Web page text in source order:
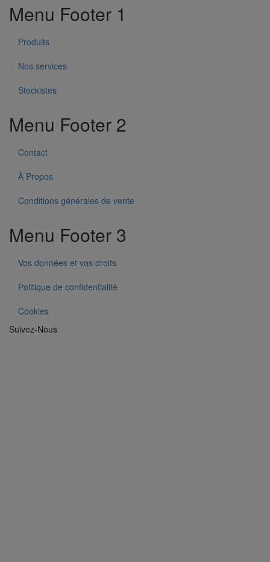
Menu Footer 1
Produits
Nos services
Stockistes
Menu Footer 2
Contact
À Propos
Conditions générales de vente
Menu Footer 3
Vos données et vos droits
Politique de confidentialité
Cookies
Suivez-Nous